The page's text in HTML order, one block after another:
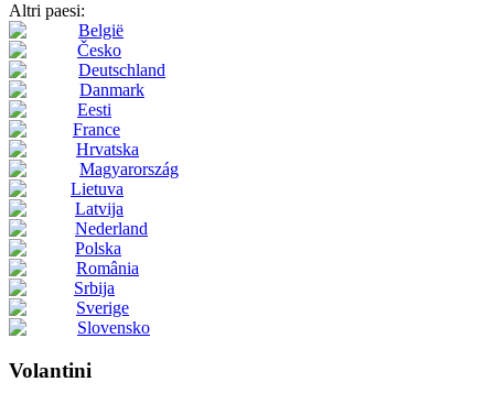
Altri paesi:
België
Česko
Deutschland
Danmark
Eesti
France
Hrvatska
Magyarország
Lietuva
Latvija
Nederland
Polska
România
Srbija
Sverige
Slovensko
Volantini